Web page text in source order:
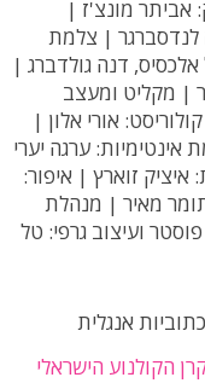
אביתר מונצ'ז |
לנדסברגר | צלמת
דנה גולדברג |
| מקליט ומעצב
אורי אלון |
ערגה יערי
איציק זוארץ | איפור:
מאיר | מנהלת
ועיצוב גרפי: טל
הקולנוע הישראלי